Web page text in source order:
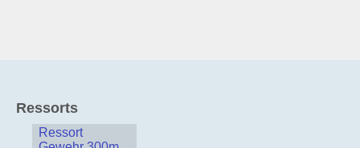
Ressorts
Ressort